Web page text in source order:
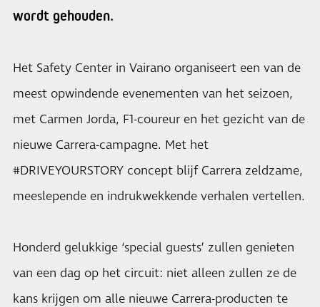
wordt gehouden.
Het Safety Center in Vairano organiseert een van de
meest opwindende evenementen van het seizoen,
met Carmen Jorda, F1-coureur en het gezicht van de
nieuwe Carrera-campagne. Met het
#DRIVEYOURSTORY concept blijf Carrera zeldzame,
meeslepende en indrukwekkende verhalen vertellen.
Honderd gelukkige ‘special guests’ zullen genieten
van een dag op het circuit: niet alleen zullen ze de
kans krijgen om alle nieuwe Carrera-producten te